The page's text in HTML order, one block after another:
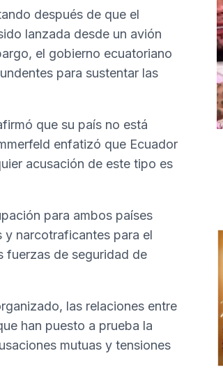
después de que el
lanzada desde un avión
el gobierno ecuatoriano
para sustentar las
que su país no está
enfatizó que Ecuador
acusación de este tipo es
para ambos países
y narcotraficantes para el
fuerzas de seguridad de
las relaciones entre
han puesto a prueba la
mutuas y tensiones